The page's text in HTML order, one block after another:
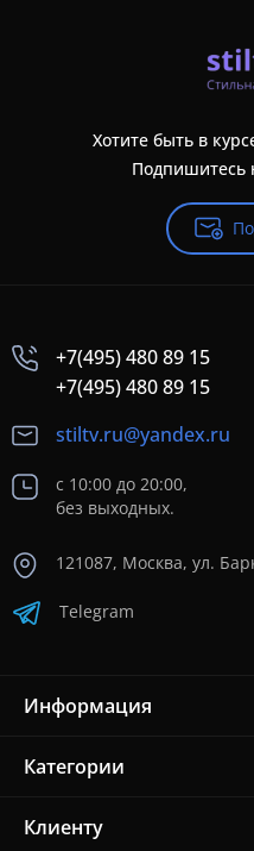
Хотите быть в
Подпишитесь
+7(495) 480 89 15
+7(495) 480 89 15
stiltv.ru@yandex.ru
с 10:00 до 20:00,
без выходных.
121087, Москва, ул.
Telegram
Информация
Категории
Клиенту